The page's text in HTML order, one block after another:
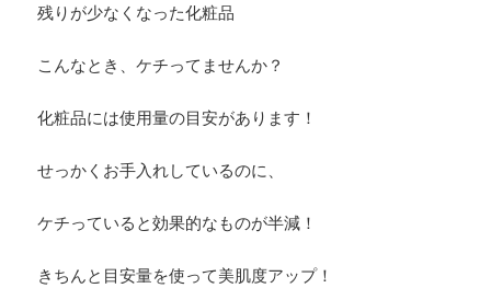
残りが少なくなった化粧品
こんなとき、ケチってませんか？
化粧品には使用量の目安があります！
せっかくお手入れしているのに、
ケチっていると効果的なものが半減！
きちんと目安量を使って美肌度アップ！